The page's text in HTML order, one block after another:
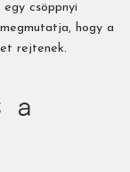
csöppnyi
hogy a
rejtenek.
a